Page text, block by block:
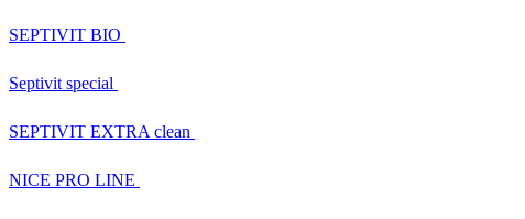
SEPTIVIT BIO
Septivit special
SEPTIVIT EXTRA clean
NICE PRO LINE